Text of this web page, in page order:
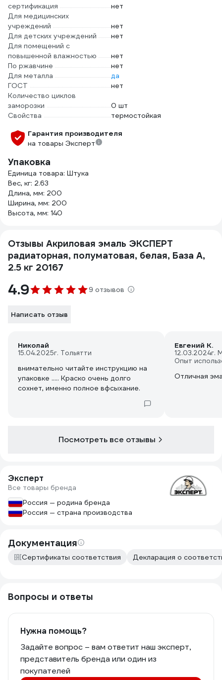
сертификация
нет
Для медицинских
учреждений
нет
Для детских учреждений
нет
Для помещений с
повышенной влажностью
нет
По ржавчине
нет
Для металла
да
ГОСТ
нет
Количество циклов
заморозки
0 шт
Свойства
термостойкая
Гарантия производителя
на товары Эксперт
Упаковка
Единица товара: Штука
Вес, кг: 2.63
Длина, мм: 200
Ширина, мм: 200
Высота, мм: 140
Отзывы Акриловая эмаль ЭКСПЕРТ
радиаторная, полуматовая, белая, База А,
2.5 кг 20167
4.9 9 отзывов
Написать отзыв
Николай
15.04.2025г. Тольятти
внимательно читайте инструкцию на
упаковке ..... Краско очень долго
сохнет, именно полное вфсыхание.
Евгений К.
12.03.2024г.
Опыт
Отличная
Посмотреть все отзывы
Эксперт
Все товары бренда
Россия — родина бренда
Россия — страна производства
Документация
Сертификаты соответствия Декларация о
Вопросы и ответы
Нужна помощь?
Задайте вопрос – вам ответит наш эксперт,
представитель бренда или один из
покупателей